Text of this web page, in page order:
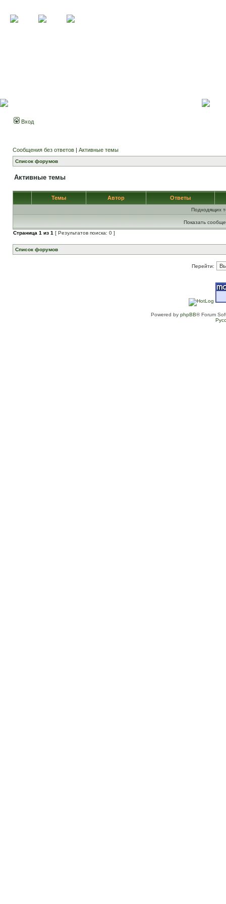
Вход
Сообщения без ответов | Активные темы
Список форумов
Активные темы
Темы Автор Ответы
Подходящих
Показать
Страница 1 из 1 [ Результатов поиска: 0 ]
Список форумов
Перейти:
Powered by phpBB® Forum